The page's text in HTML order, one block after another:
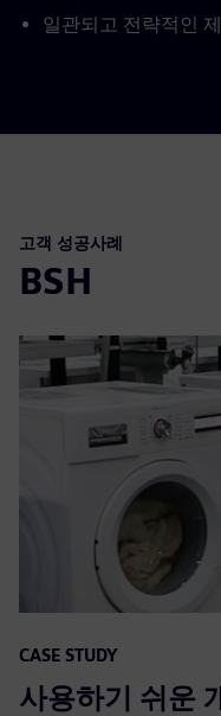
일관되고 전략적인
고객 성공사례
BSH
CASE STUDY
사용하기 쉬운